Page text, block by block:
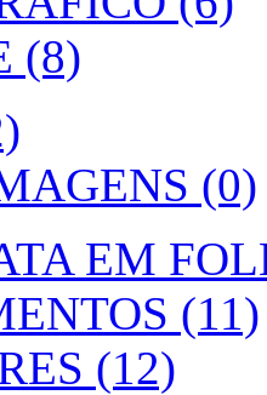
(8)
(0)
EM
(11)
(12)